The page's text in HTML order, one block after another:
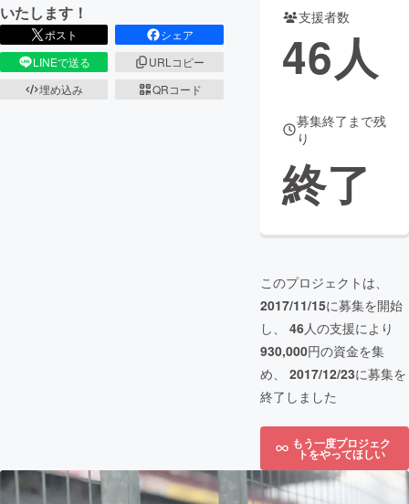
いたします！
ポスト
シェア
LINEで送る
URLコピー
埋め込み
QRコード
支援者数
46人
募集終了まで残
り
終了
このプロジェクトは、
2017/11/15に募集を開始
し、 46人の支援により
930,000円の資金を集
め、 2017/12/23に募集を
終了しました
もう一度プロジェク
トをやってほしい